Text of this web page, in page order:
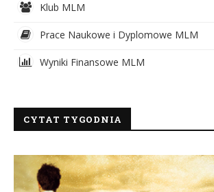
Klub MLM
Prace Naukowe i Dyplomowe MLM
Wyniki Finansowe MLM
CYTAT TYGODNIA